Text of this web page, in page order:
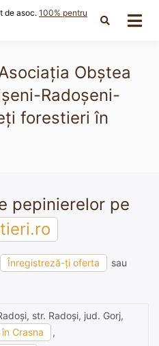
de asoc. 100% pentru
Obștea
Radoșeni-
forestieri în
pepinierelor pe
Înregistreză-ți oferta
sau
str. Radoși, jud. Gorj,
Crasna
,